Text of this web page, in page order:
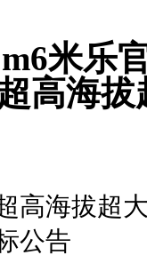
m6米乐
高海
高海拔超
公告